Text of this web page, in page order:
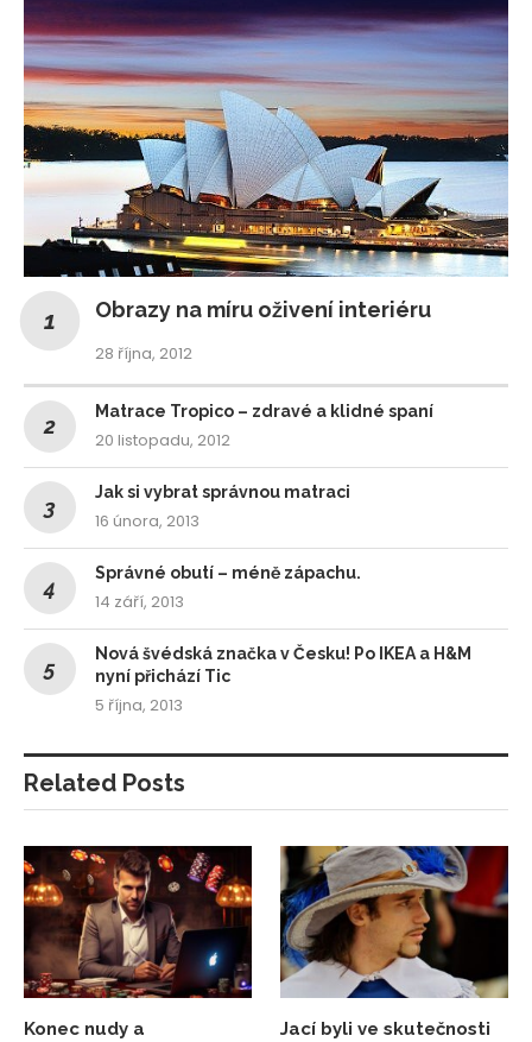
Obrazy na míru oživení interiéru
28 října, 2012
Matrace Tropico – zdravé a klidné spaní
20 listopadu, 2012
Jak si vybrat správnou matraci
16 února, 2013
Správné obutí – méně zápachu.
14 září, 2013
Nová švédská značka v Česku! Po IKEA a H&M
nyní přichází Tic
5 října, 2013
Related Posts
Konec nudy a
Jací byli ve skutečnosti